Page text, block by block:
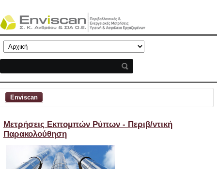
Enviscan
Μετρήσεις Εκπομπών Ρύπων - Περιβ/ντική
Παρακολούθηση